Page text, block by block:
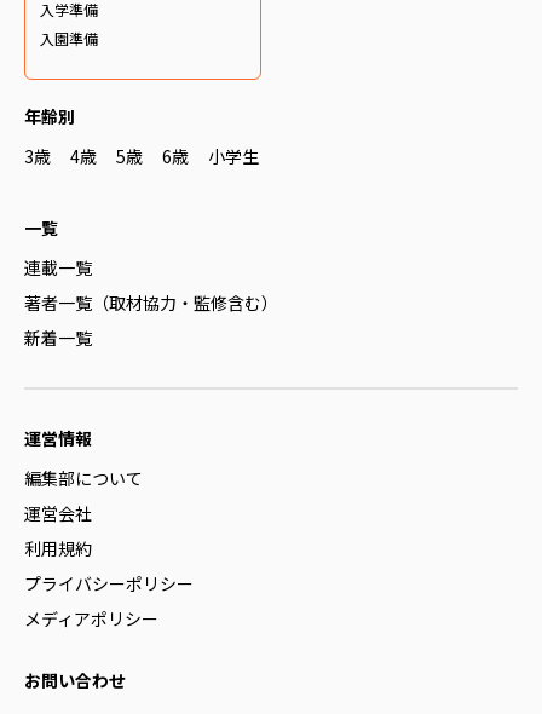
入学準備
入園準備
年齢別
3歳
4歳 5歳 6歳 小学生
一覧
連載一覧
著者一覧（取材協力・監修含む）
新着一覧
運営情報
編集部について
運営会社
利用規約
プライバシーポリシー
メディアポリシー
お問い合わせ